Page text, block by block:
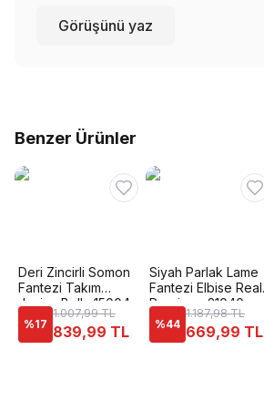
Görüşünü yaz
Benzer Ürünler
Deri Zincirli Somon
Fantezi Takım
Jesica Bella 15004
%17
1.007,99 TL
839,99 TL
Siyah Parlak Lame
Fantezi Elbise Real
Passione 21040
%44
1.187,98 TL
669,99 TL